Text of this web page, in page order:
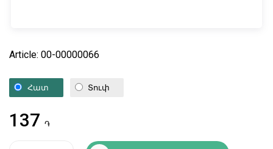
Article: 00-00000066
Հատ Տուփ
137 ֏